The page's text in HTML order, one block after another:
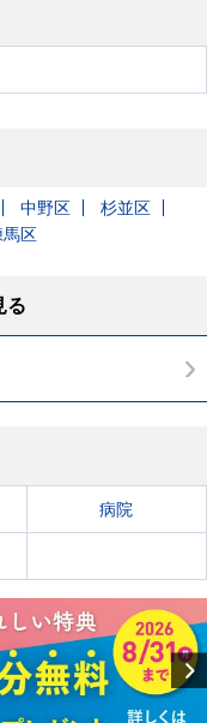
中野区
杉並区
馬区
る
病院